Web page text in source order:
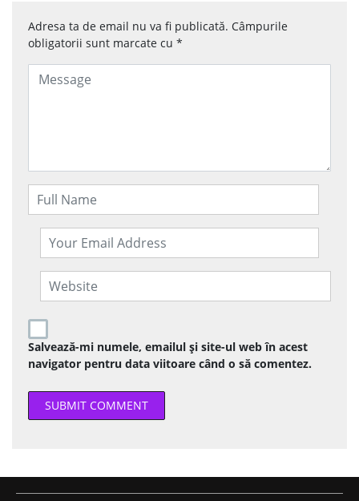
Adresa ta de email nu va fi publicată. Câmpurile
obligatorii sunt marcate cu *
Salvează-mi numele, emailul și site-ul web în acest
navigator pentru data viitoare când o să comentez.